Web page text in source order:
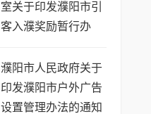
室关于印发濮阳市引
客入濮奖励暂行办
76号)
濮阳市人民政府关于
印发濮阳市户外广告
设置管理办法的通知